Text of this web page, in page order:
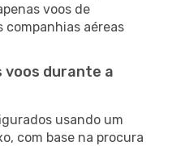
voos de
companhias aéreas
voos durante a
usando um
com base na procura